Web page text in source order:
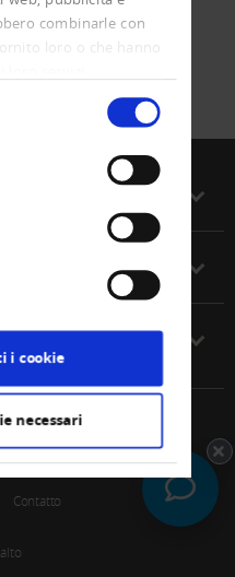
combinarle con
loro o che hanno
i cookie
necessariSCoop
Protezione dei dati
Contatto